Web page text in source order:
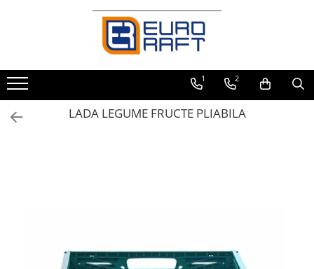
Refrigerare Comercială
Dulapuri Frigorifice 1 2
LADA LEGUME FRUCTE PLIABILA